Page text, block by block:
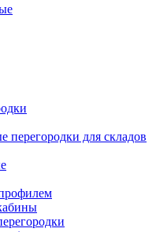
перегородки для складов